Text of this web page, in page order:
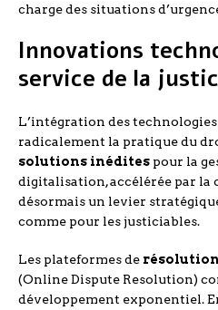
charge des situations
Innovations
service de la
L’intégration des
radicalement la pratique du
solutions inédites pour la
digitalisation, accélérée par la
désormais un levier
comme pour les justiciables.
Les plateformes de
(Online Dispute Resolution)
développement exponentiel.